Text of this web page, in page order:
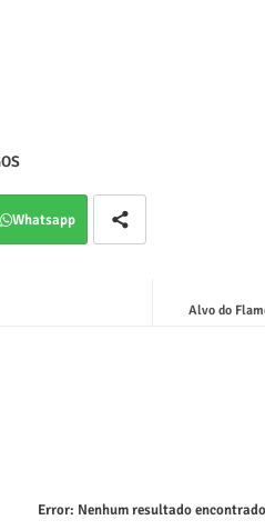
Whatsapp
Alvo do
Error: Nenhum resultado encontrado